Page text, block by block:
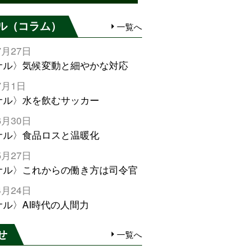
（コラム） 一覧へ
27日
ル〉気候変動と細やかな対応
1日
ル〉水を飲むサッカー
30日
ル〉食品ロスと温暖化
27日
ル〉これからの働き方は司令官
24日
ル〉AI時代の人間力
一覧へ